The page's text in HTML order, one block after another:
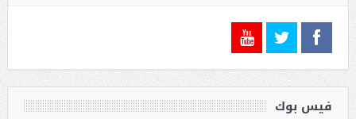
فيس بوك